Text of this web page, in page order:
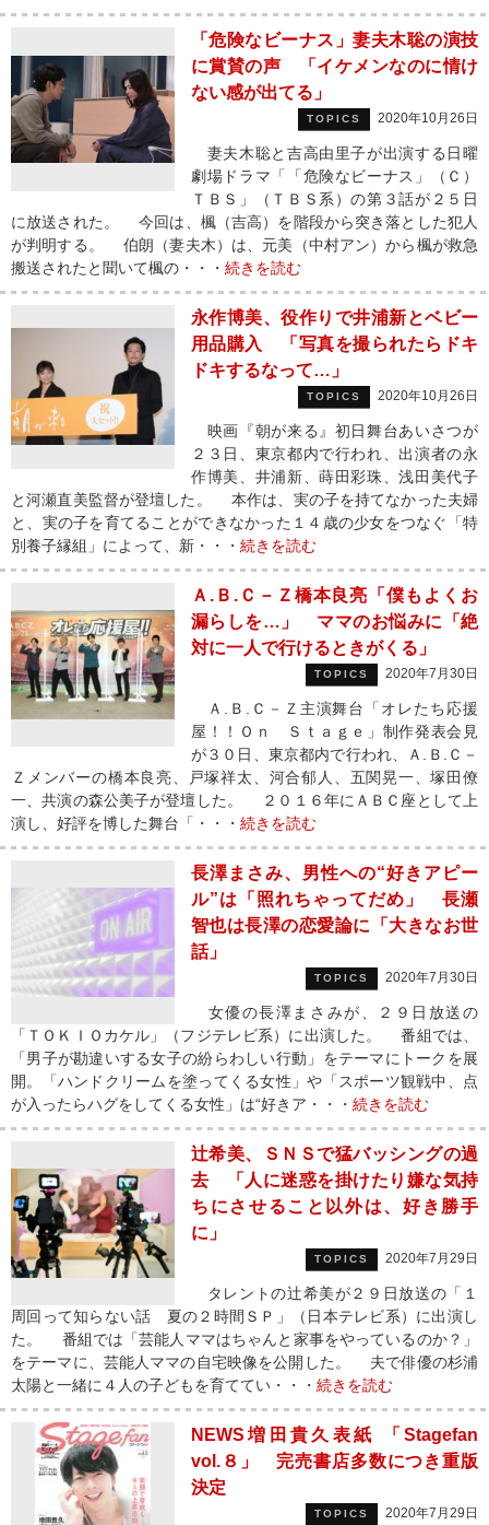
「危険なビーナス」妻夫木聡の演技
に賞賛の声 「イケメンなのに情け
ない感が出てる」
TOPICS 2020年10月26日
妻夫木聡と吉高由里子が出演する日曜
劇場ドラマ「「危険なビーナス」（Ｃ）
ＴＢＳ」（ＴＢＳ系）の第３話が２５日
に放送された。 今回は、楓（吉高）を階段から突き落とした犯人
が判明する。 伯朗（妻夫木）は、元美（中村アン）から楓が救急
搬送されたと聞いて楓の・・・ 続きを読む
永作博美、役作りで井浦新とベビー
用品購入 「写真を撮られたらドキ
ドキするなって…」
TOPICS 2020年10月26日
映画『朝が来る』初日舞台あいさつが
２３日、東京都内で行われ、出演者の永
作博美、井浦新、蒔田彩珠、浅田美代子
と河瀬直美監督が登壇した。 本作は、実の子を持てなかった夫婦
と、実の子を育てることができなかった１４歳の少女をつなぐ「特
別養子縁組」によって、新・・・ 続きを読む
Ａ.Ｂ.Ｃ－Ｚ橋本良亮「僕もよくお
漏らしを…」 ママのお悩みに「絶
対に一人で行けるときがくる」
TOPICS 2020年7月30日
Ａ.Ｂ.Ｃ－Ｚ主演舞台「オレたち応援
屋！！Ｏｎ Ｓｔａｇｅ」制作発表会見
が３０日、東京都内で行われ、Ａ.Ｂ.Ｃ－
Ｚメンバーの橋本良亮、戸塚祥太、河合郁人、五関晃一、塚田僚
一、共演の森公美子が登壇した。 ２０１６年にＡＢＣ座として上
演し、好評を博した舞台「・・・ 続きを読む
長澤まさみ、男性への“好きアピー
ル”は「照れちゃってだめ」 長瀬
智也は長澤の恋愛論に「大きなお世
話」
TOPICS 2020年7月30日
女優の長澤まさみが、２９日放送の
「ＴＯＫＩＯカケル」（フジテレビ系）に出演した。 番組では、
「男子が勘違いする女子の紛らわしい行動」をテーマにトークを展
開。「ハンドクリームを塗ってくる女性」や「スポーツ観戦中、点
が入ったらハグをしてくる女性」は“好きア・・・ 続きを読む
辻希美、ＳＮＳで猛バッシングの過
去 「人に迷惑を掛けたり嫌な気持
ちにさせること以外は、好き勝手
に」
TOPICS 2020年7月29日
タレントの辻希美が２９日放送の「１
周回って知らない話 夏の２時間ＳＰ」（日本テレビ系）に出演し
た。 番組では「芸能人ママはちゃんと家事をやっているのか？」
をテーマに、芸能人ママの自宅映像を公開した。 夫で俳優の杉浦
太陽と一緒に４人の子どもを育ててい・・・ 続きを読む
NEWS増田貴久表紙 「Stagefan
vol.８」 完売書店多数につき重版
決定
TOPICS 2020年7月29日